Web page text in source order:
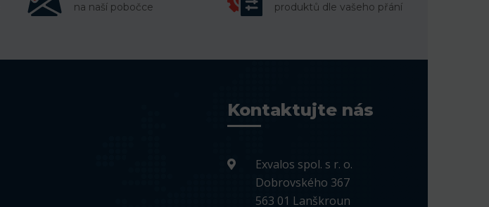
na naší pobočce
produktů dle vašeho přání
Kontaktujte nás
Exvalos spol. s r. o.
Dobrovského 367
563 01 Lanškroun